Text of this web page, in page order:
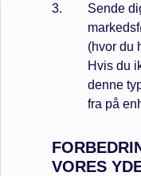
Sende
(hvor du
Hvis du
denne
fra på
VORES